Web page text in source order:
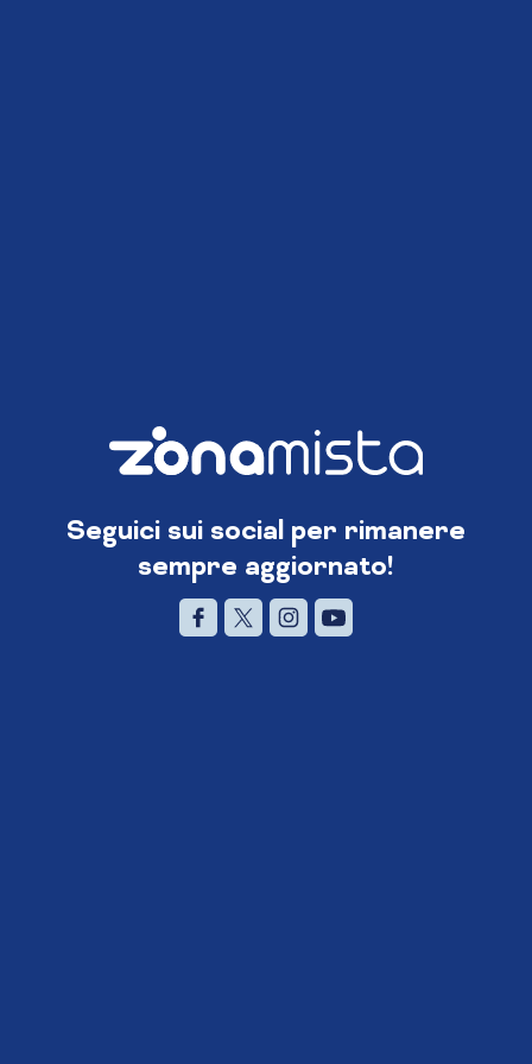
Seguici sui social per rimanere
sempre aggiornato!